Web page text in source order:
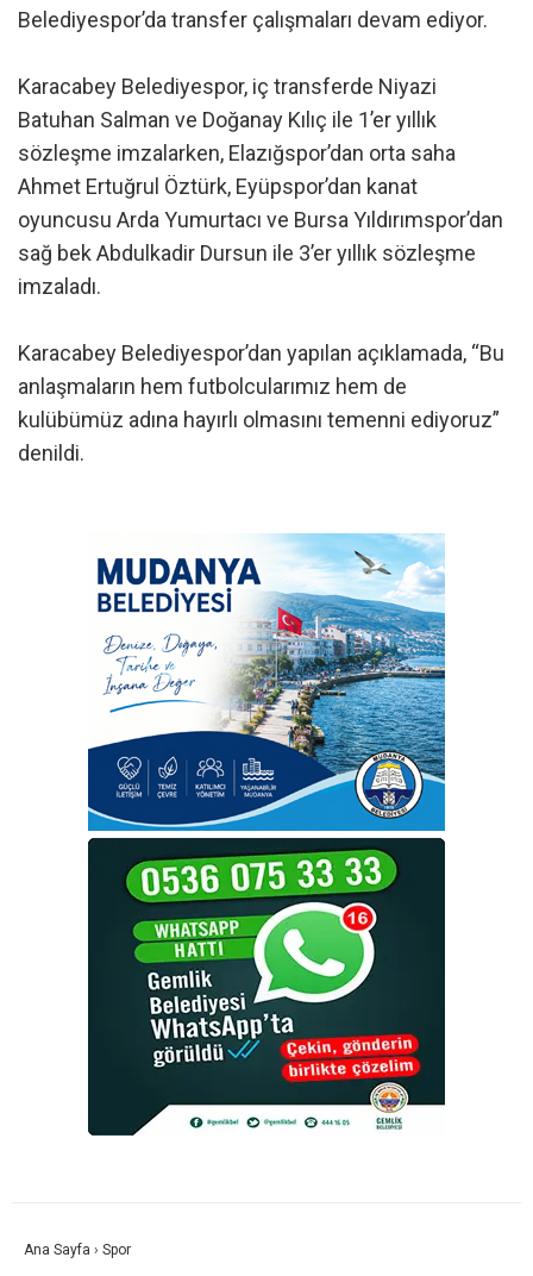
Belediyespor’da transfer çalışmaları devam ediyor.
Karacabey Belediyespor, iç transferde Niyazi
Batuhan Salman ve Doğanay Kılıç ile 1’er yıllık
sözleşme imzalarken, Elazığspor’dan orta saha
Ahmet Ertuğrul Öztürk, Eyüpspor’dan kanat
oyuncusu Arda Yumurtacı ve Bursa Yıldırımspor’dan
sağ bek Abdulkadir Dursun ile 3’er yıllık sözleşme
imzaladı.
Karacabey Belediyespor’dan yapılan açıklamada, “Bu
anlaşmaların hem futbolcularımız hem de
kulübümüz adına hayırlı olmasını temenni ediyoruz”
denildi.
Ana Sayfa › Spor